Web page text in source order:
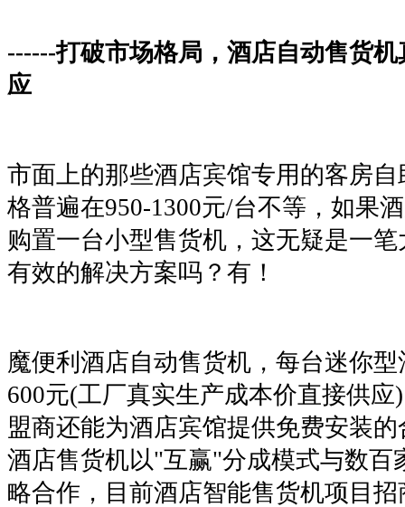
------打破市场格局，酒店自动售货
应
市面上的那些酒店宾馆专用的客房
格普遍在950-1300元/台不等，如果
购置一台小型售货机，这无疑是一
有效的解决方案吗？有！
魔便利酒店自动售货机，每台迷你
600元(工厂真实生产成本价直接供
盟商还能为酒店宾馆提供免费安装
酒店售货机以"互赢"分成模式与数百
略合作，目前酒店智能售货机项目